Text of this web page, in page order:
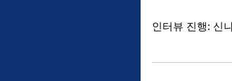
인터뷰 진행: 신